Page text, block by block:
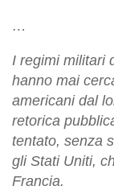
…
I regimi militari
hanno mai
americani dal
retorica
tentato, senza
gli Stati Uniti,
Francia.